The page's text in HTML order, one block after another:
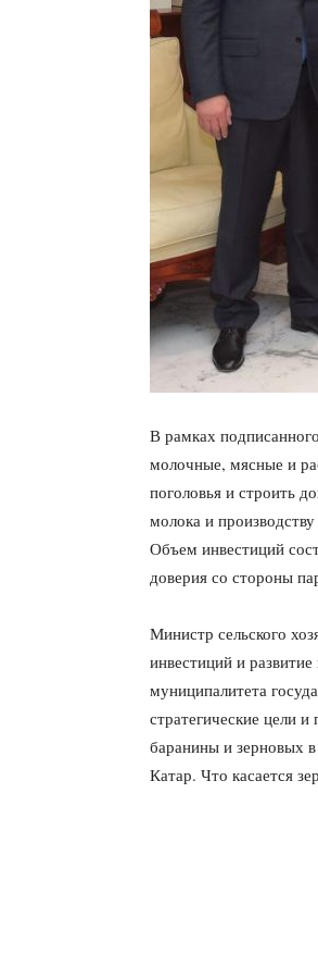
В рамках
молочные, мясные и
поголовья и строить
молока и
Объем инвестиций
доверия со стороны
Министр сельского
инвестиций и
муниципалитета
стратегические цели
баранины и зерновых
Катар. Что касается